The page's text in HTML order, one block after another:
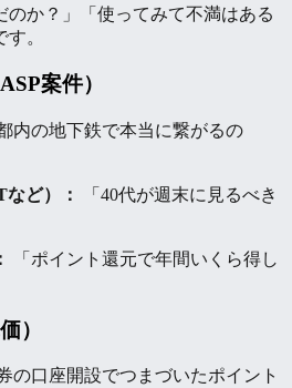
のか？」「使ってみて不満はある
。
案件）
内の地下鉄で本当に繋がるの
ど）：
「40代が週末に見るべき
「ポイント還元で年間いくら得し
）
の口座開設でつまづいたポイント